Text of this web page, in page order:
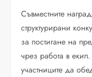
Съвместните
структурирани
за постигане на
чрез работа в
участниците да